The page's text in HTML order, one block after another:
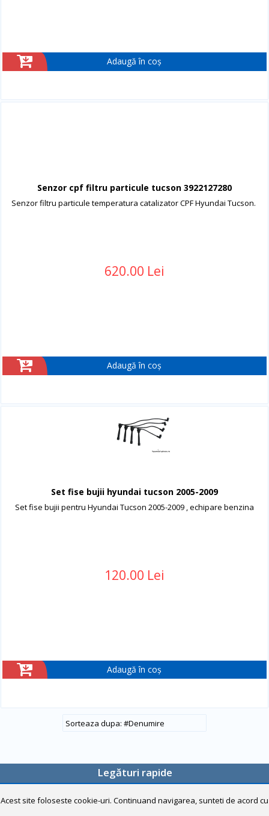
Adaugă în coș
Senzor cpf filtru particule tucson 3922127280
Senzor filtru particule temperatura catalizator CPF Hyundai Tucson.
620.00 Lei
Adaugă în coș
Set fise bujii hyundai tucson 2005-2009
Set fise bujii pentru Hyundai Tucson 2005-2009 , echipare benzina
120.00 Lei
Adaugă în coș
#Denumire
Legături rapide
Home
Acest site foloseste cookie-uri. Continuand navigarea, sunteti de acord cu